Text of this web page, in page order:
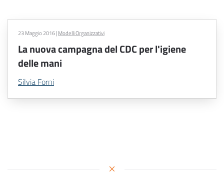
23 Maggio 2016|Modelli Organizzativi
La nuova campagna del CDC per l'igiene
delle mani
Silvia Forni